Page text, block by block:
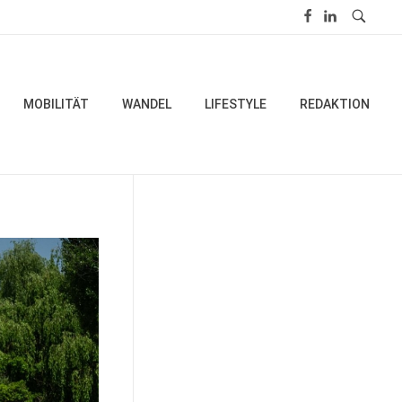
MOBILITÄT WANDEL LIFESTYLE REDAKTION